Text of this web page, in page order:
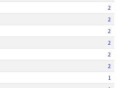
2
2
2
2
2
2
1